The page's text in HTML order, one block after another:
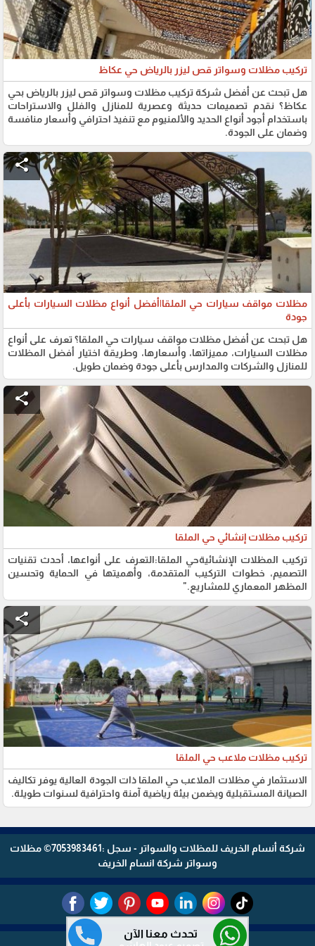
تحدث معنا الآن
تركيب مظلات وسواتر قص ليزر بالرياض حي عكاظ
هل تبحث عن أفضل شركة تركيب مظلات وسواتر قص ليزر بالرياض بحي
عكاظ؟ نقدم تصميمات حديثة وعصرية للمنازل والفلل والاستراحات
باستخدام أجود أنواع الحديد والألمنيوم مع تنفيذ احترافي وأسعار منافسة
وضمان على الجودة.
share
مظلات مواقف سيارات حي الملقا|أفضل أنواع مظلات السيارات بأعلى
جودة
هل تبحث عن أفضل مظلات مواقف سيارات حي الملقا؟ تعرف على أنواع
مظلات السيارات، مميزاتها، وأسعارها، وطريقة اختيار أفضل المظلات
للمنازل والشركات والمدارس بأعلى جودة وضمان طويل.
share
تركيب مظلات إنشائي حي الملقا
تركيب المظلات الإنشائيةحي الملقا:التعرف على أنواعها، أحدث تقنيات
التصميم، خطوات التركيب المتقدمة، وأهميتها في الحماية وتحسين
المظهر المعماري للمشاريع."
share
تركيب مظلات ملاعب حي الملقا
الاستثمار في مظلات الملاعب حي الملقا ذات الجودة العالية يوفر تكاليف
الصيانة المستقبلية ويضمن بيئة رياضية آمنة واحترافية لسنوات طويلة.
شركة أنسام الخريف للمظلات والسواتر - سجل :7053983461© مظلات
وسواتر شركة انسام الخريف